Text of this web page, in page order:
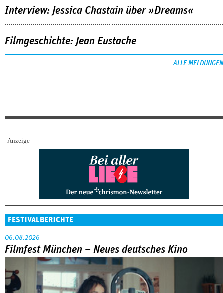
Interview: Jessica Chastain über »Dreams«
Filmgeschichte: Jean Eustache
ALLE MELDUNGEN
FESTIVALBERICHTE
06.08.2026
Filmfest München – Neues deutsches Kino